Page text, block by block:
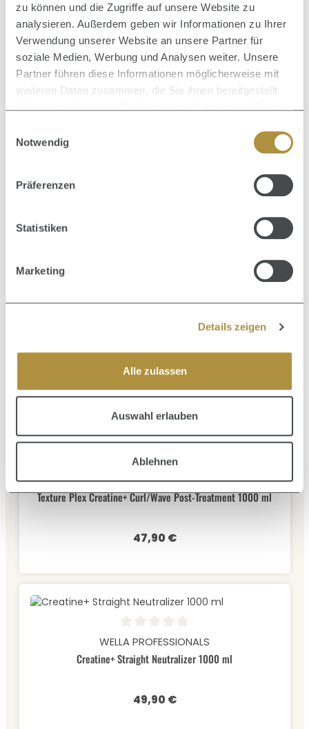
zu können und die Zugriffe auf unsere Website zu
analysieren. Außerdem geben wir Informationen zu Ihrer
Verwendung unserer Website an unsere Partner für
soziale Medien, Werbung und Analysen weiter. Unsere
Partner führen diese Informationen möglicherweise mit
weiteren Daten zusammen, die Sie ihnen bereitgestellt
Notwendig
Präferenzen
Statistiken
Marketing
Details zeigen
Alle zulassen
Auswahl erlauben
Ablehnen
WELLA PROFESSIONALS
Texture Plex Creatine+ Curl/Wave Post-Treatment 1000 ml
Regulärer Preis:
47,90 €
Durchschnittliche Bewertung von 0 von 5 Sternen
WELLA PROFESSIONALS
Creatine+ Straight Neutralizer 1000 ml
Regulärer Preis:
49,90 €